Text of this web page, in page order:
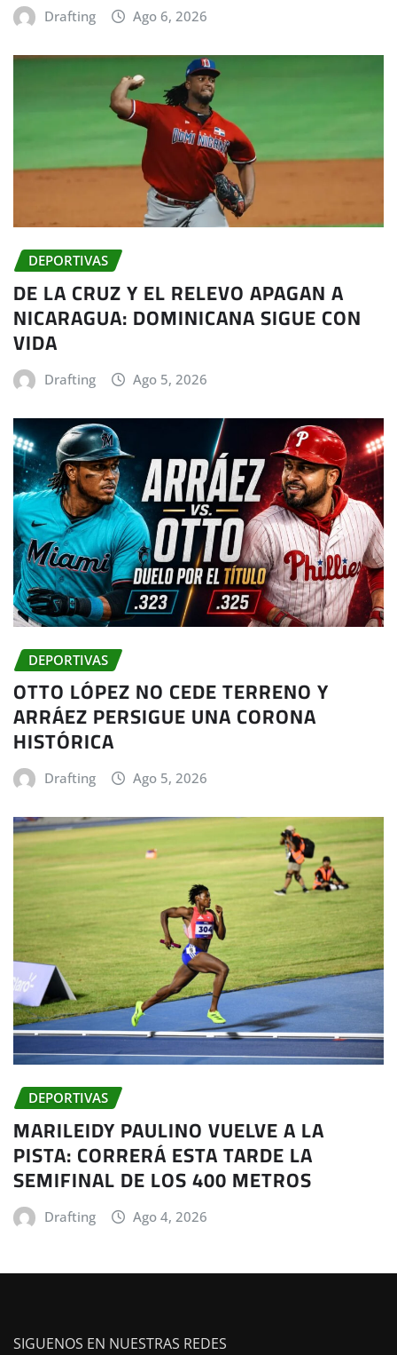
Drafting Ago 6, 2026
DEPORTIVAS
DE LA CRUZ Y EL RELEVO APAGAN A
NICARAGUA: DOMINICANA SIGUE CON
VIDA
Drafting Ago 5, 2026
DEPORTIVAS
OTTO LÓPEZ NO CEDE TERRENO Y
ARRÁEZ PERSIGUE UNA CORONA
HISTÓRICA
Drafting Ago 5, 2026
DEPORTIVAS
MARILEIDY PAULINO VUELVE A LA
PISTA: CORRERÁ ESTA TARDE LA
SEMIFINAL DE LOS 400 METROS
Drafting Ago 4, 2026
SIGUENOS EN NUESTRAS REDES